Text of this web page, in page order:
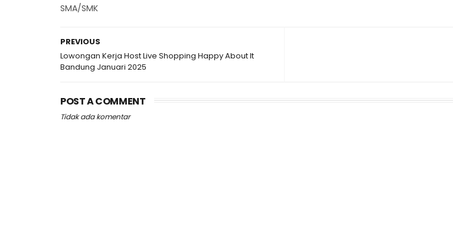
SMA/SMK
PREVIOUS
Lowongan Kerja Host Live Shopping Happy About It
Bandung Januari 2025
POST A COMMENT
Tidak ada komentar